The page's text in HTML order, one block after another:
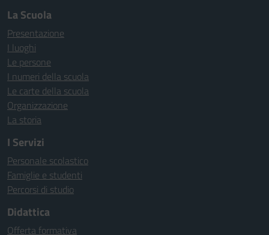
La Scuola
Presentazione
I luoghi
Le persone
I numeri della scuola
Le carte della scuola
Organizzazione
La storia
I Servizi
Personale scolastico
Famiglie e studenti
Percorsi di studio
Didattica
Offerta formativa